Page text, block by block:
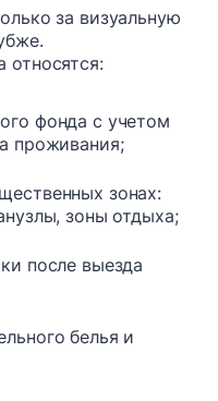
за визуальную
относятся:
фонда с учетом
проживания;
зонах:
зоны отдыха;
после выезда
белья и